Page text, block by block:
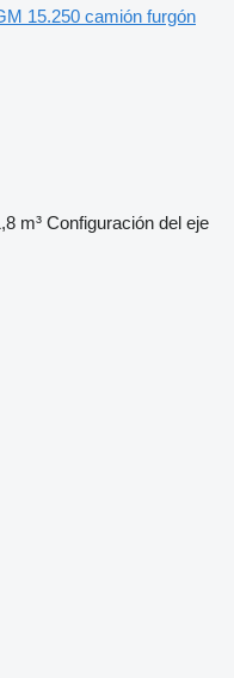
15.250 camión furgón
m³ Configuración del eje